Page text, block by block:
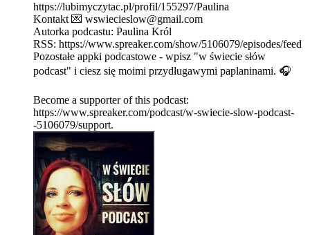
https://lubimyczytac.pl/profil/155297/Paulina
Kontakt 💌 wswiecieslow@gmail.com
Autorka podcastu: Paulina Król
RSS: https://www.spreaker.com/show/5106079/episodes/feed
Pozostałe appki podcastowe - wpisz "w świecie słów
podcast" i ciesz się moimi przydługawymi paplaninami. 🎧
Become a supporter of this podcast:
https://www.spreaker.com/podcast/w-swiecie-slow-podcast-
-5106079/support.